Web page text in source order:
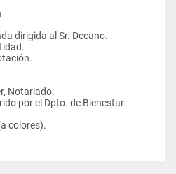
agrícola.
agrícolas para el mercado.
de frutas y hortalizas.
o agroindustriales.
dirigida al Sr. Decano.
Notariado.
colores).